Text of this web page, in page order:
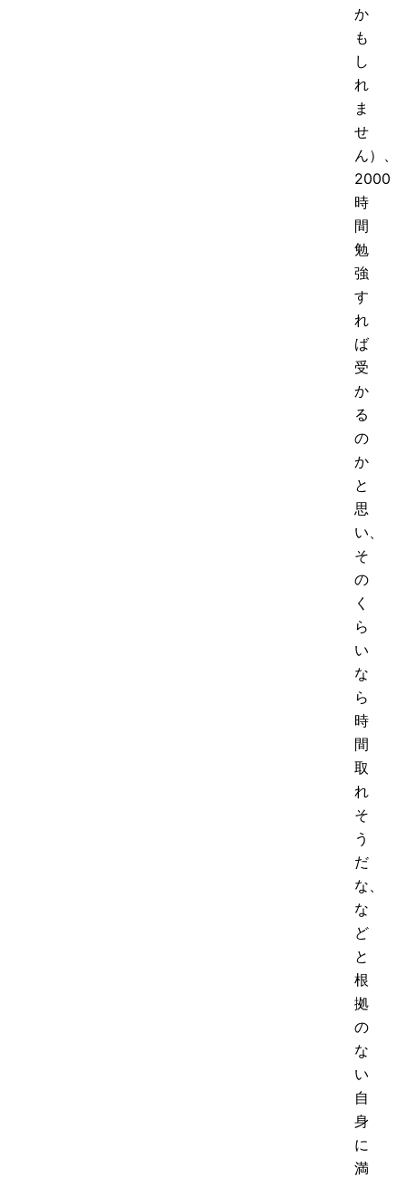
か
も
し
れ
ま
せ
ん）、
2000
時
間
勉
強
す
れ
ば
受
か
る
の
か
と
思
い、
そ
の
く
ら
い
な
ら
時
間
取
れ
そ
う
だ
な、
な
ど
と
根
拠
の
な
い
自
身
に
満